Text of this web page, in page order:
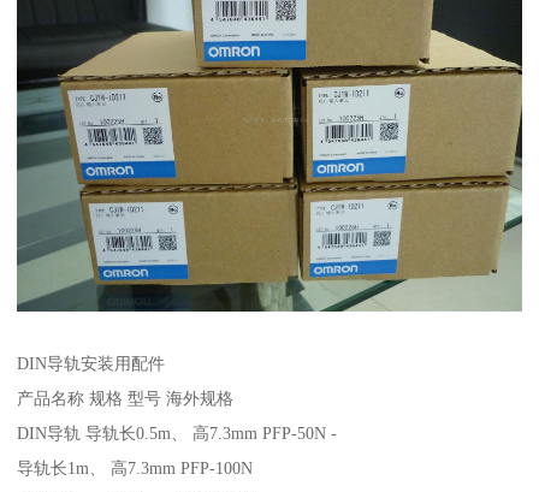
DIN导轨安装用配件
产品名称 规格 型号 海外规格
DIN导轨 导轨长0.5m、 高7.3mm PFP-50N -
导轨长1m、 高7.3mm PFP-100N